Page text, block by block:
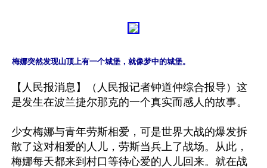
【人民报消息】（人民报记者钟道仲综合报导）这
是发生在波兰捷尔那克的一个真实而感人的故事。
少女梅娜与青年劳斯相爱，可是世界大战的爆发拆
散了这对相爱的人儿，劳斯当兵上了战场。从此，
梅娜每天都来到村口等待心爱的人儿回来。就在战